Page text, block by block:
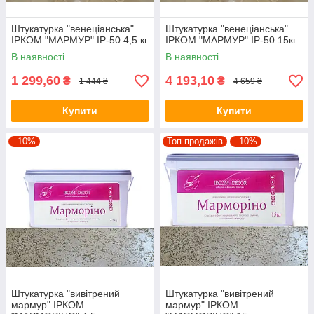
Штукатурка "венеціанська"
ІРКОМ "МАРМУР" ІР-50 4,5 кг
В наявності
1 299,60 ₴ 1 444 ₴
Купити
Штукатурка "венеціанська"
ІРКОМ "МАРМУР" ІР-50 15кг
В наявності
4 193,10 ₴ 4 659 ₴
Купити
–10%
Штукатурка "вивітрений
мармур" ІРКОМ
Топ продажів –10%
Штукатурка "вивітрений
мармур" ІРКОМ